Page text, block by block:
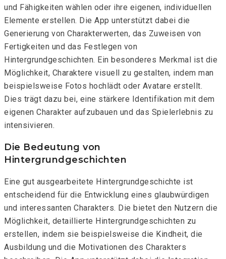
und Fähigkeiten wählen oder ihre eigenen, individuellen
Elemente erstellen. Die App unterstützt dabei die
Generierung von Charakterwerten, das Zuweisen von
Fertigkeiten und das Festlegen von
Hintergrundgeschichten. Ein besonderes Merkmal ist die
Möglichkeit, Charaktere visuell zu gestalten, indem man
beispielsweise Fotos hochlädt oder Avatare erstellt.
Dies trägt dazu bei, eine stärkere Identifikation mit dem
eigenen Charakter aufzubauen und das Spielerlebnis zu
intensivieren.
Die Bedeutung von
Hintergrundgeschichten
Eine gut ausgearbeitete Hintergrundgeschichte ist
entscheidend für die Entwicklung eines glaubwürdigen
und interessanten Charakters. Die bietet den Nutzern die
Möglichkeit, detaillierte Hintergrundgeschichten zu
erstellen, indem sie beispielsweise die Kindheit, die
Ausbildung und die Motivationen des Charakters